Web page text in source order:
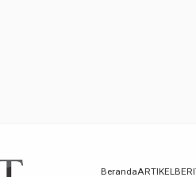
BerandaARTIKEL